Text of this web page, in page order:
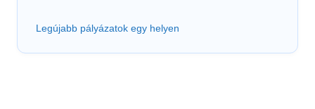
Legújabb pályázatok egy helyen